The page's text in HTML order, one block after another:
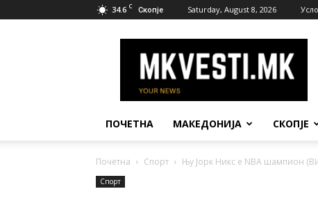
34.6 C Скопје Saturday, August 8, 2026
Вести
ПОЧЕТНА МАКЕДОНИЈА СКОПЈЕ
Почетна Спорт Њу Јорк Никс е NBA шампион
Спорт